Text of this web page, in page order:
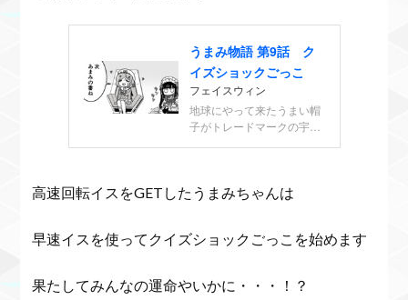
高速回転イスをGETしたうまみちゃんは
早速イスを使ってクイズショックごっこを始めます
果たしてみんなの運命やいかに・・・！？